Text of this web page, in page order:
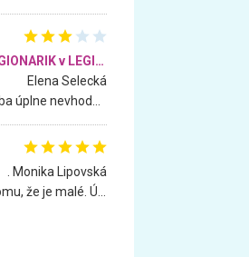
Vnútorné detské ihrisko LEGIONARIK v LEGIA Fitness
Elena Selecká
. Monika Lipovská